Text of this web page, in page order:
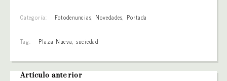
Categoría: Fotodenuncias, Novedades, Portada
Tag: Plaza Nueva, suciedad
Artículo anterior